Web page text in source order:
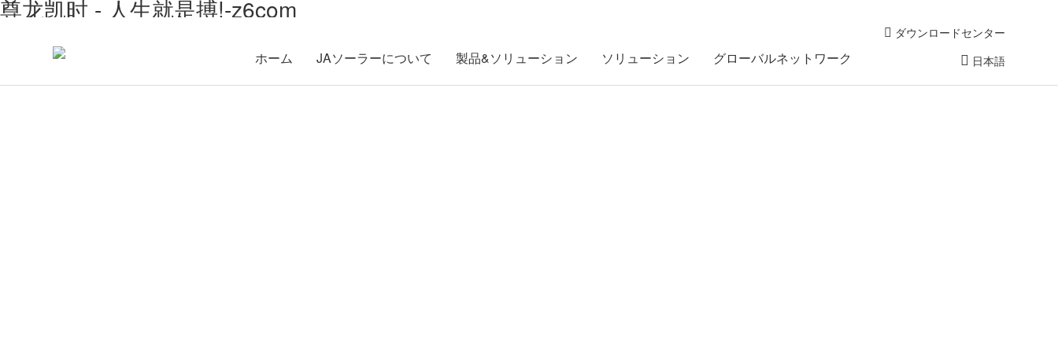
尊龙凯时 - 人生就是搏!-z6com
ダウンロードセンター
ホーム JAソーラーについて 製品&ソリューション ソリューション グローバルネットワーク 日本語